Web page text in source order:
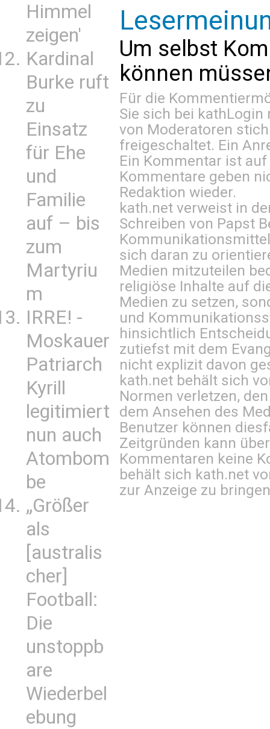
Himmel
zeigen'
Kardinal
Burke ruft
zu
Einsatz
für Ehe
und
Familie
auf – bis
zum
Martyriu
m
IRRE! -
Moskauer
Patriarch
Kyrill
legitimiert
nun auch
Atombom
be
„Größer
als
[australis
cher]
Football:
Die
unstoppb
are
Wiederbel
ebung
Um selbst
können
Für die
Sie sich bei kathLogin
von Moderatoren
freigeschaltet. Ein
Ein Kommentar ist
Kommentare geben
Redaktion wieder.
kath.net verweist in
Schreiben von Papst
sich daran zu
Medien mitzuteilen
religiöse Inhalte auf
Medien zu setzen,
und
hinsichtlich
zutiefst mit dem
nicht explizit davon
kath.net behält sich
Normen verletzen,
dem Ansehen des
Benutzer können
Zeitgründen kann
Kommentaren keine
behält sich kath.net
zur Anzeige zu